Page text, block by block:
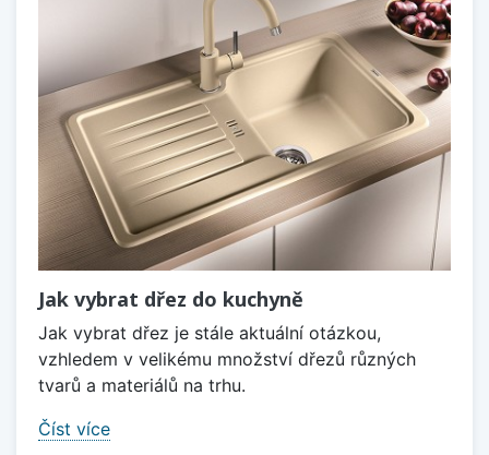
Jak vybrat dřez do kuchyně
Jak vybrat dřez je stále aktuální otázkou,
vzhledem v velikému množství dřezů různých
tvarů a materiálů na trhu.
Číst více